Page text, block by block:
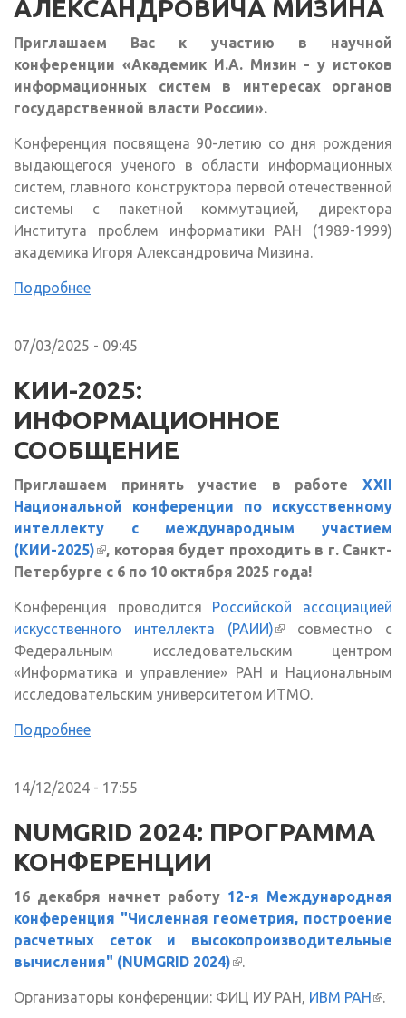
АЛЕКСАНДРОВИЧА МИЗИНА
Приглашаем Вас к участию в научной
конференции «Академик И.А. Мизин - у истоков
информационных систем в интересах органов
государственной власти России».
Конференция посвящена 90-летию со дня рождения
выдающегося ученого в области информационных
систем, главного конструктора первой отечественной
системы с пакетной коммутацией, директора
Института проблем информатики РАН (1989-1999)
академика Игоря Александровича Мизина.
Подробнее
07/03/2025 - 09:45
КИИ-2025:
ИНФОРМАЦИОННОЕ
СООБЩЕНИЕ
Приглашаем принять участие в работе XXII
Национальной конференции по искусственному
интеллекту с международным участием
(КИИ-2025)(внешняя ссылка)
, которая будет проходить в г. Санкт-
Петербурге с 6 по 10 октября 2025 года!
Конференция проводится Российской ассоциацией
искусственного интеллекта (РАИИ)(внешняя ссылка)
совместно с
Федеральным исследовательским центром
«Информатика и управление» РАН и Национальным
исследовательским университетом ИТМО.
Подробнее
14/12/2024 - 17:55
NUMGRID 2024: ПРОГРАММА
КОНФЕРЕНЦИИ
16 декабря начнет работу 12-я Международная
конференция "Численная геометрия, построение
расчетных сеток и высокопроизводительные
вычисления" (NUMGRID 2024)(внешняя ссылка)
.
Организаторы конференции: ФИЦ ИУ РАН, ИВМ РАН .